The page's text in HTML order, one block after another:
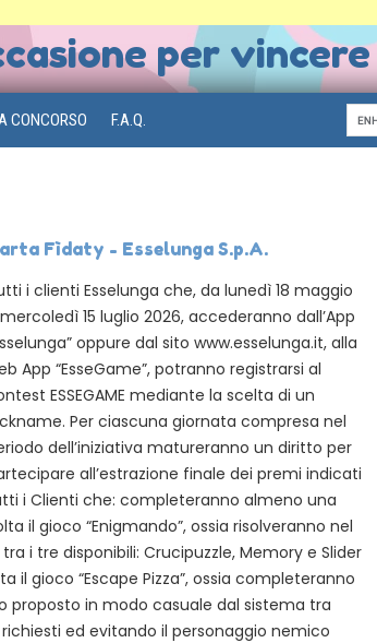
per
CONCORSO F.A.Q.
Fìdaty - Esselunga S.p.A.
i clienti Esselunga che, da lunedì 18 maggio
15 luglio 2026, accederanno dall’App
oppure dal sito www.esselunga.it, alla
App “EsseGame”, potranno registrarsi al
ESSEGAME mediante la scelta di un
Per ciascuna giornata compresa nel
dell’iniziativa matureranno un diritto per
all’estrazione finale dei premi indicati
i Clienti che: completeranno almeno una
il gioco “Enigmando”, ossia risolveranno nel
i tre disponibili: Crucipuzzle, Memory e Slider
gioco “Escape Pizza”, ossia completeranno
proposto in modo casuale dal sistema tra
ed evitando il personaggio nemico